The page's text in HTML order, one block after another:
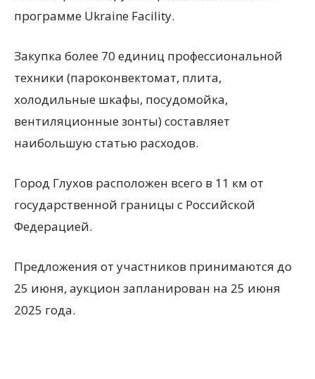
программе Ukraine Facility.
Закупка более 70 единиц профессиональной
техники (пароконвектомат, плита,
холодильные шкафы, посудомойка,
вентиляционные зонты) составляет
наибольшую статью расходов.
Город Глухов расположен всего в 11 км от
государственной границы с Российской
Федерацией.
Предложения от участников принимаются до
25 июня, аукцион запланирован на 25 июня
2025 года.